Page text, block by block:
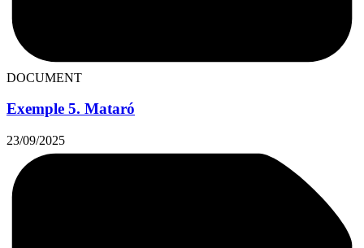
DOCUMENT
Exemple 5. Mataró
23/09/2025